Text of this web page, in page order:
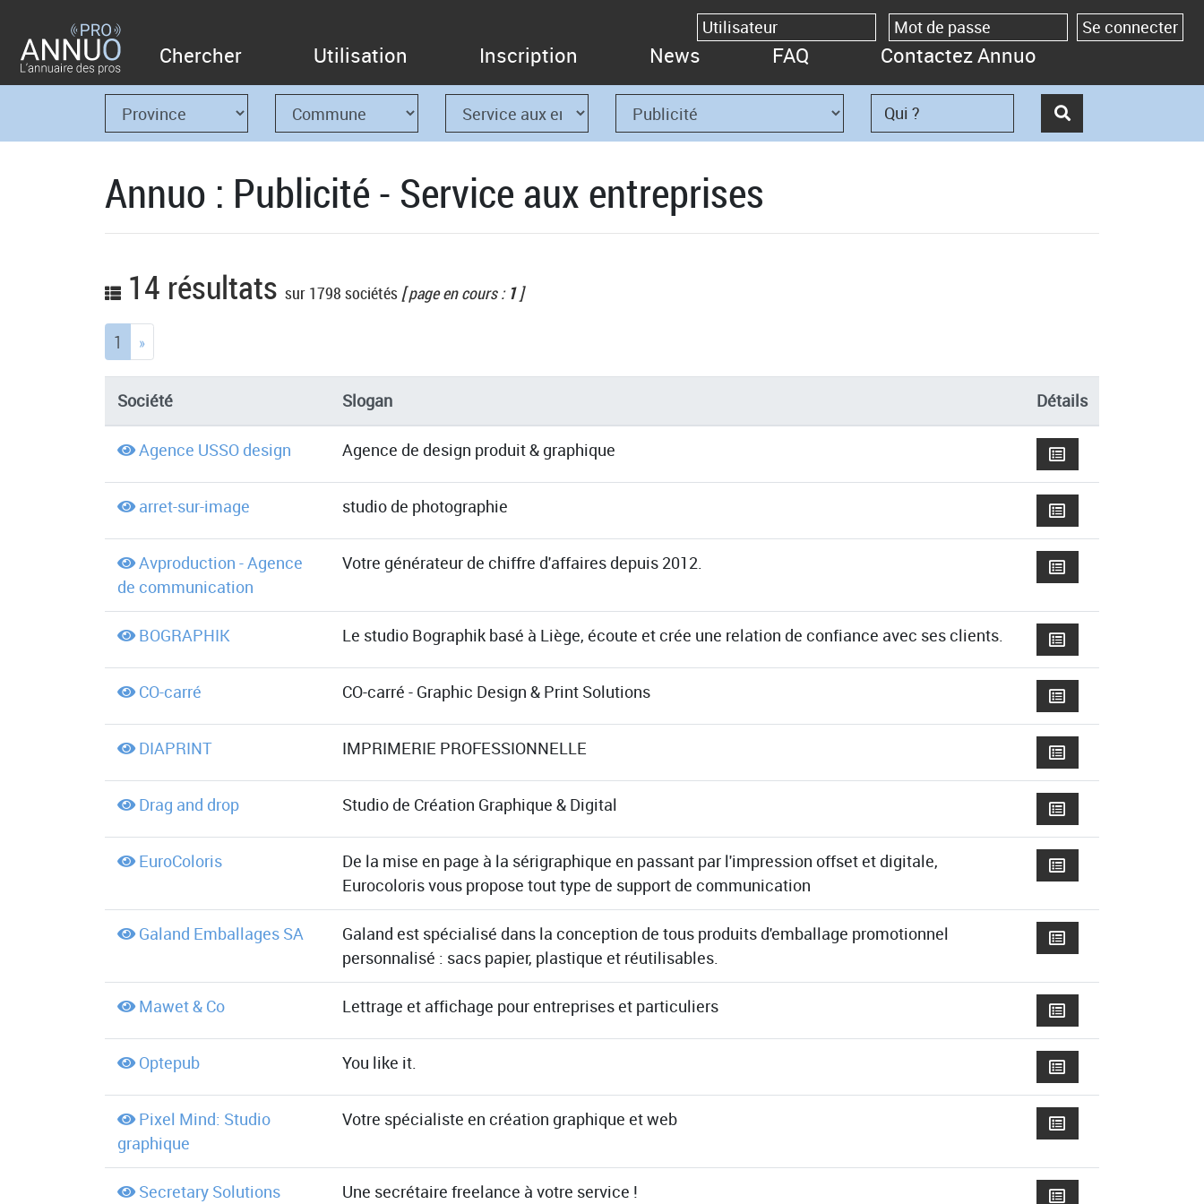
Chercher Utilisation Inscription News FAQ Contactez Annuo
Annuo : Publicité - Service aux entreprises
14 résultats sur 1798 sociétés [ page en cours : 1]
1 (current)
»
Société Slogan Détails
Agence USSO design Agence de design produit & graphique
arret-sur-image studio de photographie
Avproduction - Agence
de communication
Votre générateur de chiffre d'affaires depuis 2012.
BOGRAPHIK Le studio Bographik basé à Liège, écoute et crée une relation de confiance avec ses clients.
CO-carré CO-carré - Graphic Design & Print Solutions
DIAPRINT IMPRIMERIE PROFESSIONNELLE
Drag and drop Studio de Création Graphique & Digital
EuroColoris
De la mise en page à la sérigraphique en passant par l'impression offset et digitale,
Eurocoloris vous propose tout type de support de communication
Galand Emballages SA
Galand est spécialisé dans la conception de tous produits d'emballage promotionnel
personnalisé : sacs papier, plastique et réutilisables.
Mawet & Co Lettrage et affichage pour entreprises et particuliers
Optepub You like it.
Pixel Mind: Studio
graphique
Votre spécialiste en création graphique et web
Secretary Solutions Une secrétaire freelance à votre service !